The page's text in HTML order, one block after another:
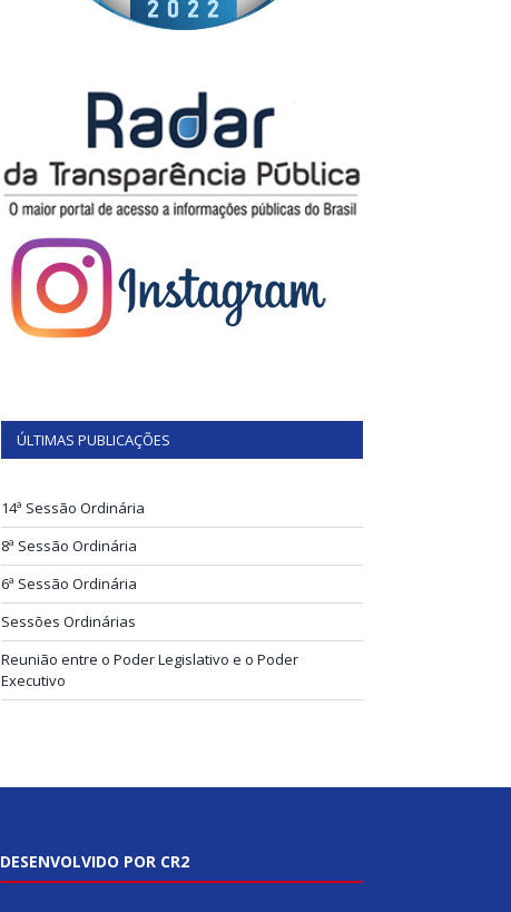
ÚLTIMAS PUBLICAÇÕES
14ª Sessão Ordinária
8ª Sessão Ordinária
6ª Sessão Ordinária
Sessões Ordinárias
Reunião entre o Poder Legislativo e o Poder
Executivo
DESENVOLVIDO POR CR2